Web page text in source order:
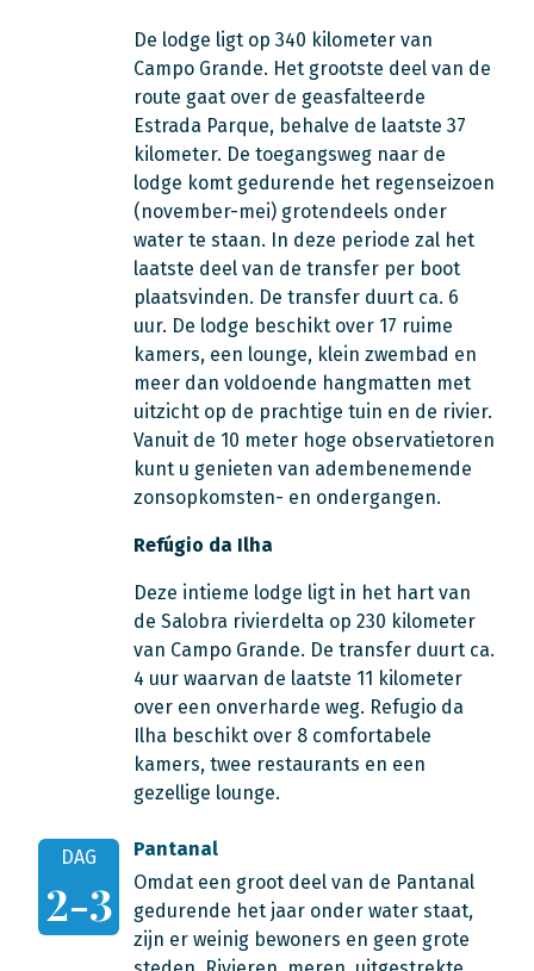
De lodge ligt op 340 kilometer van
Campo Grande. Het grootste deel van de
route gaat over de geasfalteerde
Estrada Parque, behalve de laatste 37
kilometer. De toegangsweg naar de
lodge komt gedurende het regenseizoen
(november-mei) grotendeels onder
water te staan. In deze periode zal het
laatste deel van de transfer per boot
plaatsvinden. De transfer duurt ca. 6
uur. De lodge beschikt over 17 ruime
kamers, een lounge, klein zwembad en
meer dan voldoende hangmatten met
uitzicht op de prachtige tuin en de rivier.
Vanuit de 10 meter hoge observatietoren
kunt u genieten van adembenemende
zonsopkomsten- en ondergangen.
Refúgio da Ilha
Deze intieme lodge ligt in het hart van
de Salobra rivierdelta op 230 kilometer
van Campo Grande. De transfer duurt ca.
4 uur waarvan de laatste 11 kilometer
over een onverharde weg. Refugio da
Ilha beschikt over 8 comfortabele
kamers, twee restaurants en een
gezellige lounge.
DAG
2-3
Pantanal
Omdat een groot deel van de Pantanal
gedurende het jaar onder water staat,
zijn er weinig bewoners en geen grote